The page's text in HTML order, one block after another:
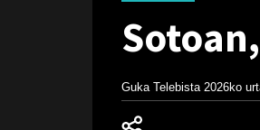
Guka Telebista 2026ko